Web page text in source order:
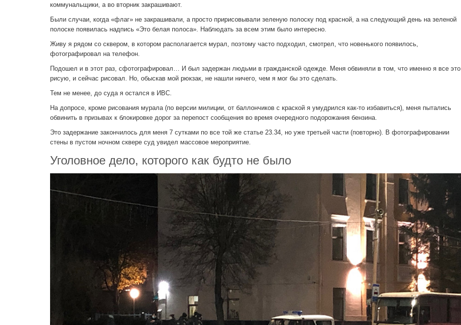
коммунальщики, а во вторник закрашивают.
Были случаи, когда «флаг» не закрашивали, а просто пририсовывали зеленую полоску под красной, а на следующий день на зеленой
полоске появилась надпись «Это белая полоса». Наблюдать за всем этим было интересно.
Живу я рядом со сквером, в котором располагается мурал, поэтому часто подходил, смотрел, что новенького появилось,
фотографировал на телефон.
Подошел и в этот раз, сфотографировал… И был задержан людьми в гражданской одежде. Меня обвиняли в том, что именно я все это
рисую, и сейчас рисовал. Но, обыскав мой рюкзак, не нашли ничего, чем я мог бы это сделать.
Тем не менее, до суда я остался в ИВС.
На допросе, кроме рисования мурала (по версии милиции, от баллончиков с краской я умудрился как-то избавиться), меня пытались
обвинить в призывах к блокировке дорог за перепост сообщения во время очередного подорожания бензина.
Это задержание закончилось для меня 7 сутками по все той же статье 23.34, но уже третьей части (повторно). В фотографировании
стены в пустом ночном сквере суд увидел массовое мероприятие.
Уголовное дело, которого как будто не было